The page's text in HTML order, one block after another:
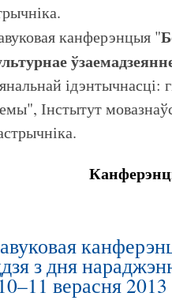
канферэнцыя "
ідэнтычнасці:
Інстытут
з дня
верасня 2013